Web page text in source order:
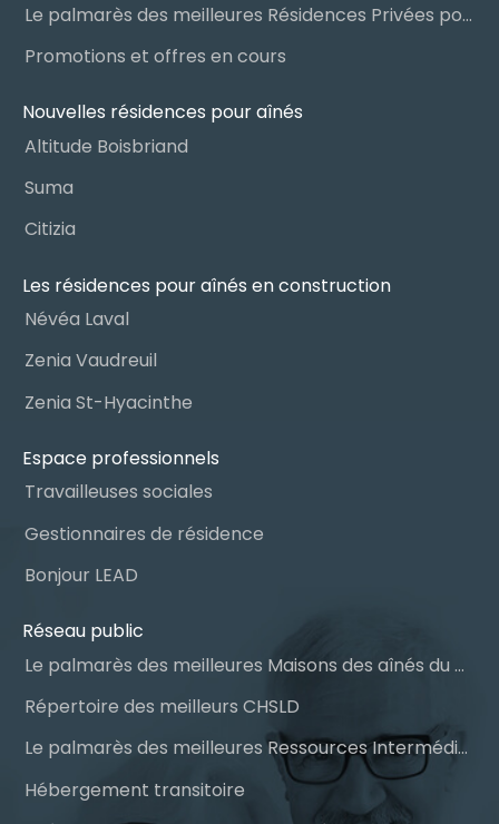
Le palmarès des meilleures Résidences Privées pour Aînés (RPA)
Promotions et offres en cours
Nouvelles résidences pour aînés
Altitude Boisbriand
Suma
Citizia
Les résidences pour aînés en construction
Névéa Laval
Zenia Vaudreuil
Zenia St-Hyacinthe
Espace professionnels
Travailleuses sociales
Gestionnaires de résidence
Bonjour LEAD
Réseau public
Le palmarès des meilleures Maisons des aînés du Québec
Répertoire des meilleurs CHSLD
Le palmarès des meilleures Ressources Intermédiaires (RI)
Hébergement transitoire